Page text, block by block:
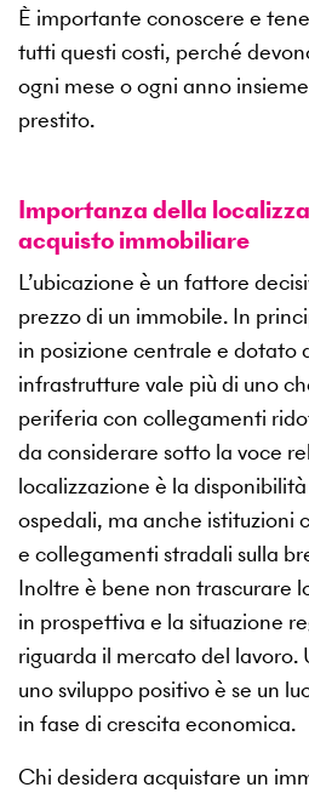
È importante conoscere e
tutti questi costi, perché
ogni mese o ogni anno
prestito.
Importanza della
acquisto immobiliare
L’ubicazione è un fattore
prezzo di un immobile. In
in posizione centrale e dotato
infrastrutture vale più di uno
periferia con collegamenti
da considerare sotto la voce
localizzazione è la
ospedali, ma anche istituzioni
e collegamenti stradali sulla
Inoltre è bene non trascurare
in prospettiva e la situazione
riguarda il mercato del lavoro.
uno sviluppo positivo è se un
in fase di crescita economica.
Chi desidera acquistare un